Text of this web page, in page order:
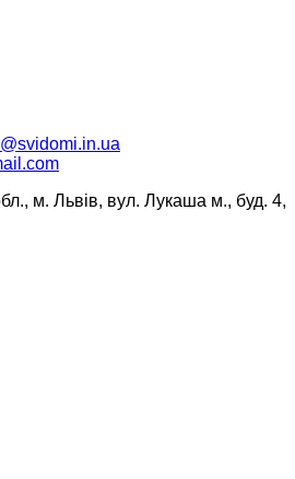
м. Львів, вул. Лукаша м., буд. 4,